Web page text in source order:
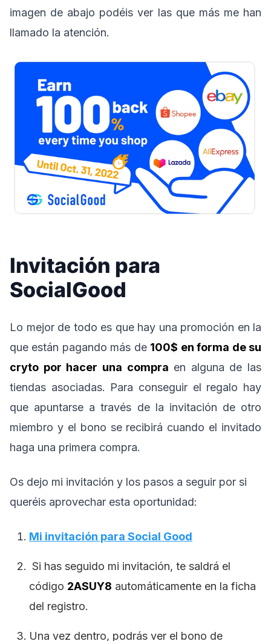
imagen de abajo podéis ver las que más me han
llamado la atención.
Invitación para
SocialGood
Lo mejor de todo es que hay una promoción en la
que están pagando más de 100$ en forma de su
cryto por hacer una compra en alguna de las
tiendas asociadas. Para conseguir el regalo hay
que apuntarse a través de la invitación de otro
miembro y el bono se recibirá cuando el invitado
haga una primera compra.
Os dejo mi invitación y los pasos a seguir por si
queréis aprovechar esta oportunidad:
Mi invitación para Social Good
Si has seguido mi invitación, te saldrá el
código 2ASUY8 automáticamente en la ficha
del registro.
Una vez dentro, podrás ver el bono de